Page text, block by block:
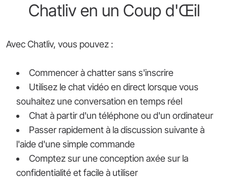
Chatliv en un Coup d'Œil
Avec Chatliv, vous pouvez :
Commencer à chatter sans s'inscrire
Utilisez le chat vidéo en direct lorsque vous
souhaitez une conversation en temps réel
Chat à partir d'un téléphone ou d'un ordinateur
Passer rapidement à la discussion suivante à
l'aide d'une simple commande
Comptez sur une conception axée sur la
confidentialité et facile à utiliser